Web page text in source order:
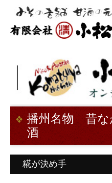
甘酒
小松屋の生糀で作る手作りレシ
あらみそ
健康酢ビワミン
播州名物 昔な
酒
糀が決め手